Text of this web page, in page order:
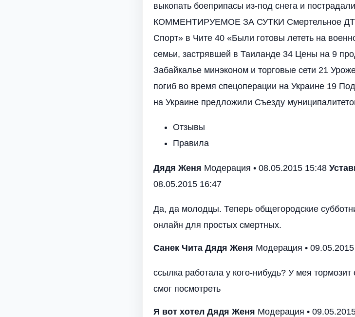
выкопать боеприпасы из-под снега и
КОММЕНТИРУЕМОЕ ЗА СУТКИ Смертельное
Спорт» в Чите 40 «Были готовы лететь на
семьи, застрявшей в Таиланде 34 Цены на 9
Забайкалье минэконом и торговые сети 21
погиб во время спецоперации на Украине 19
на Украине предложили Съезду
Отзывы
Правила
Дядя Женя Модерация • 08.05.2015 15:48
08.05.2015 16:47
Да, да молодцы. Теперь общегородские
онлайн для простых смертных.
Санек Чита Дядя Женя Модерация •
ссылка работала у кого-нибудь? У мея
смог посмотреть
Я вот хотел Дядя Женя Модерация •